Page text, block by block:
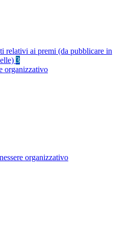
relativi ai premi (da pubblicare in
3
organizzativo
organizzativo